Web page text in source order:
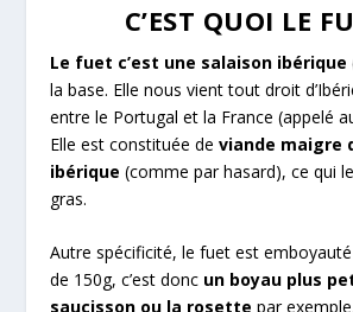
C’EST QUOI LE
Le fuet c’est une salaison ibérique
la base. Elle nous vient tout droit
entre le Portugal et la France (appelé
Elle est constituée deviande maigre
ibérique (comme par hasard), ce qui
gras.
Autre spécificité, le fuet est
de 150g, c’est donc un boyau plus
saucisson ou la rosette par